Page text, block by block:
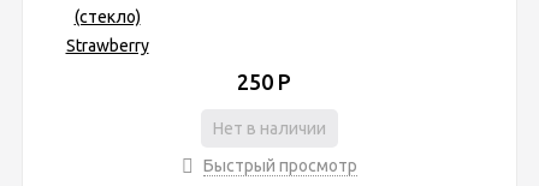
250 Р
Нет в наличии
Быстрый просмотр